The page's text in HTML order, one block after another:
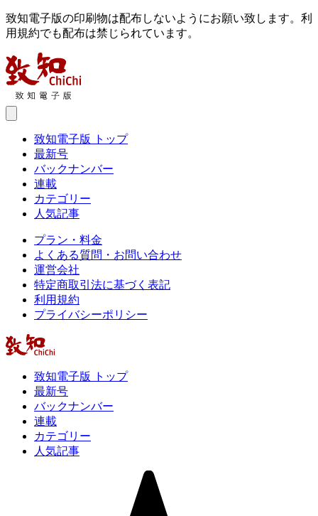
致知電子版の印刷物は配布しないようにお願い致します。利
用規約でも配布は禁じられています。
致知電子版 トップ
最新号
バックナンバー
連載
カテゴリー
人気記事
プラン・料金
よくある質問・お問い合わせ
運営会社
特定商取引法に基づく表記
利用規約
プライバシーポリシー
致知電子版 トップ
最新号
バックナンバー
連載
カテゴリー
人気記事